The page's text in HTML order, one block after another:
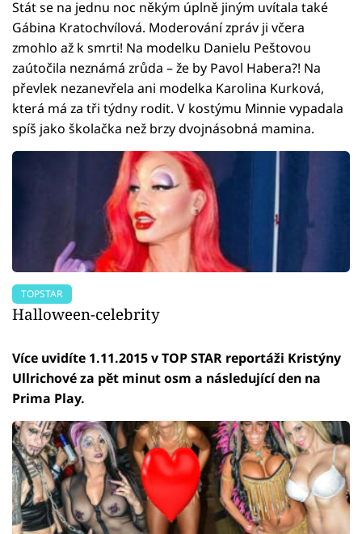
Stát se na jednu noc někým úplně jiným uvítala také
Gábina Kratochvílová. Moderování zpráv ji včera
zmohlo až k smrti! Na modelku Danielu Peštovou
zaútočila neznámá zrůda – že by Pavol Habera?! Na
převlek nezanevřela ani modelka Karolina Kurková,
která má za tři týdny rodit. V kostýmu Minnie vypadala
spíš jako školačka než brzy dvojnásobná mamina.
TOPSTAR
Halloween-celebrity
Více uvidíte 1.11.2015 v TOP STAR reportáži Kristýny
Ullrichové za pět minut osm a následující den na
Prima Play.